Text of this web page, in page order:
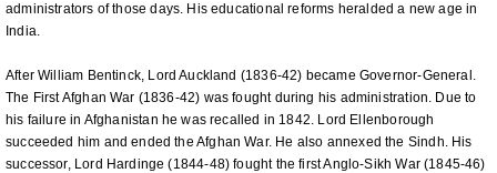
administrators of those days. His educational reforms heralded a new age in
India.
After William Bentinck, Lord Auckland (1836-42) became Governor-General.
The First Afghan War (1836-42) was fought during his administration. Due to
his failure in Afghanistan he was recalled in 1842. Lord Ellenborough
succeeded him and ended the Afghan War. He also annexed the Sindh. His
successor, Lord Hardinge (1844-48) fought the first Anglo-Sikh War (1845-46)